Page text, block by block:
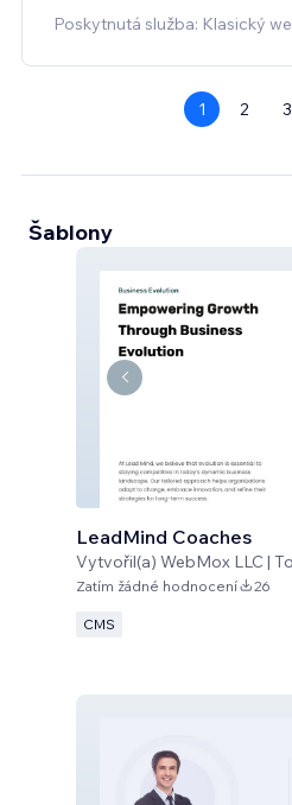
Poskytnutá služba: Klasický
1 2 3
Šablony
LeadMind Coaches
Vytvořil(a) WebMox LLC |
Zatím žádné hodnocení 26
CMS